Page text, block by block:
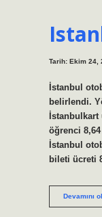
Tarih: Ekim 24,
İstanbul
belirlendi.
İstanbulkart
öğrenci
İstanbul
bileti ücreti
Devamını